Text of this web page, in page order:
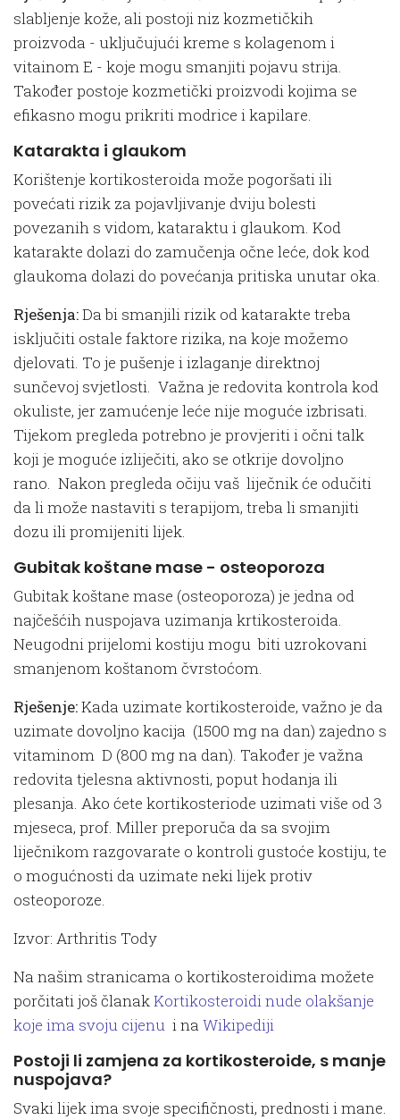
slabljenje kože, ali postoji niz kozmetičkih
proizvoda - uključujući kreme s kolagenom i
vitainom E - koje mogu smanjiti pojavu strija.
Također postoje kozmetički proizvodi kojima se
efikasno mogu prikriti modrice i kapilare.
Katarakta i glaukom
Korištenje kortikosteroida može pogoršati ili
povećati rizik za pojavljivanje dviju bolesti
povezanih s vidom, kataraktu i glaukom. Kod
katarakte dolazi do zamučenja očne leće, dok kod
glaukoma dolazi do povećanja pritiska unutar oka.
Rješenja:Da bi smanjili rizik od katarakte treba
isključiti ostale faktore rizika, na koje možemo
djelovati. To je pušenje i izlaganje direktnoj
sunčevoj svjetlosti. Važna je redovita kontrola kod
okuliste, jer zamućenje leće nije moguće izbrisati.
Tijekom pregleda potrebno je provjeriti i očni talk
koji je moguće izliječiti, ako se otkrije dovoljno
rano. Nakon pregleda očiju vaš liječnik će odučiti
da li može nastaviti s terapijom, treba li smanjiti
dozu ili promijeniti lijek.
Gubitak koštane mase - osteoporoza
Gubitak koštane mase (osteoporoza) je jedna od
najčešćih nuspojava uzimanja krtikosteroida.
Neugodni prijelomi kostiju mogu biti uzrokovani
smanjenom koštanom čvrstoćom.
Rješenje:Kada uzimate kortikosteroide, važno je da
uzimate dovoljno kacija (1500 mg na dan) zajedno s
vitaminom D (800 mg na dan). Također je važna
redovita tjelesna aktivnosti, poput hodanja ili
plesanja. Ako ćete kortikosteriode uzimati više od 3
mjeseca, prof. Miller preporuča da sa svojim
liječnikom razgovarate o kontroli gustoće kostiju, te
o mogućnosti da uzimate neki lijek protiv
osteoporoze.
Izvor: Arthritis Tody
Na našim stranicama o kortikosteroidima možete
porčitati još članakKortikosteroidi nude olakšanje
koje ima svoju cijenu i na Wikipediji
Postoji li zamjena za kortikosteroide, s manje
nuspojava?
Svaki lijek ima svoje specifičnosti, prednosti i mane.